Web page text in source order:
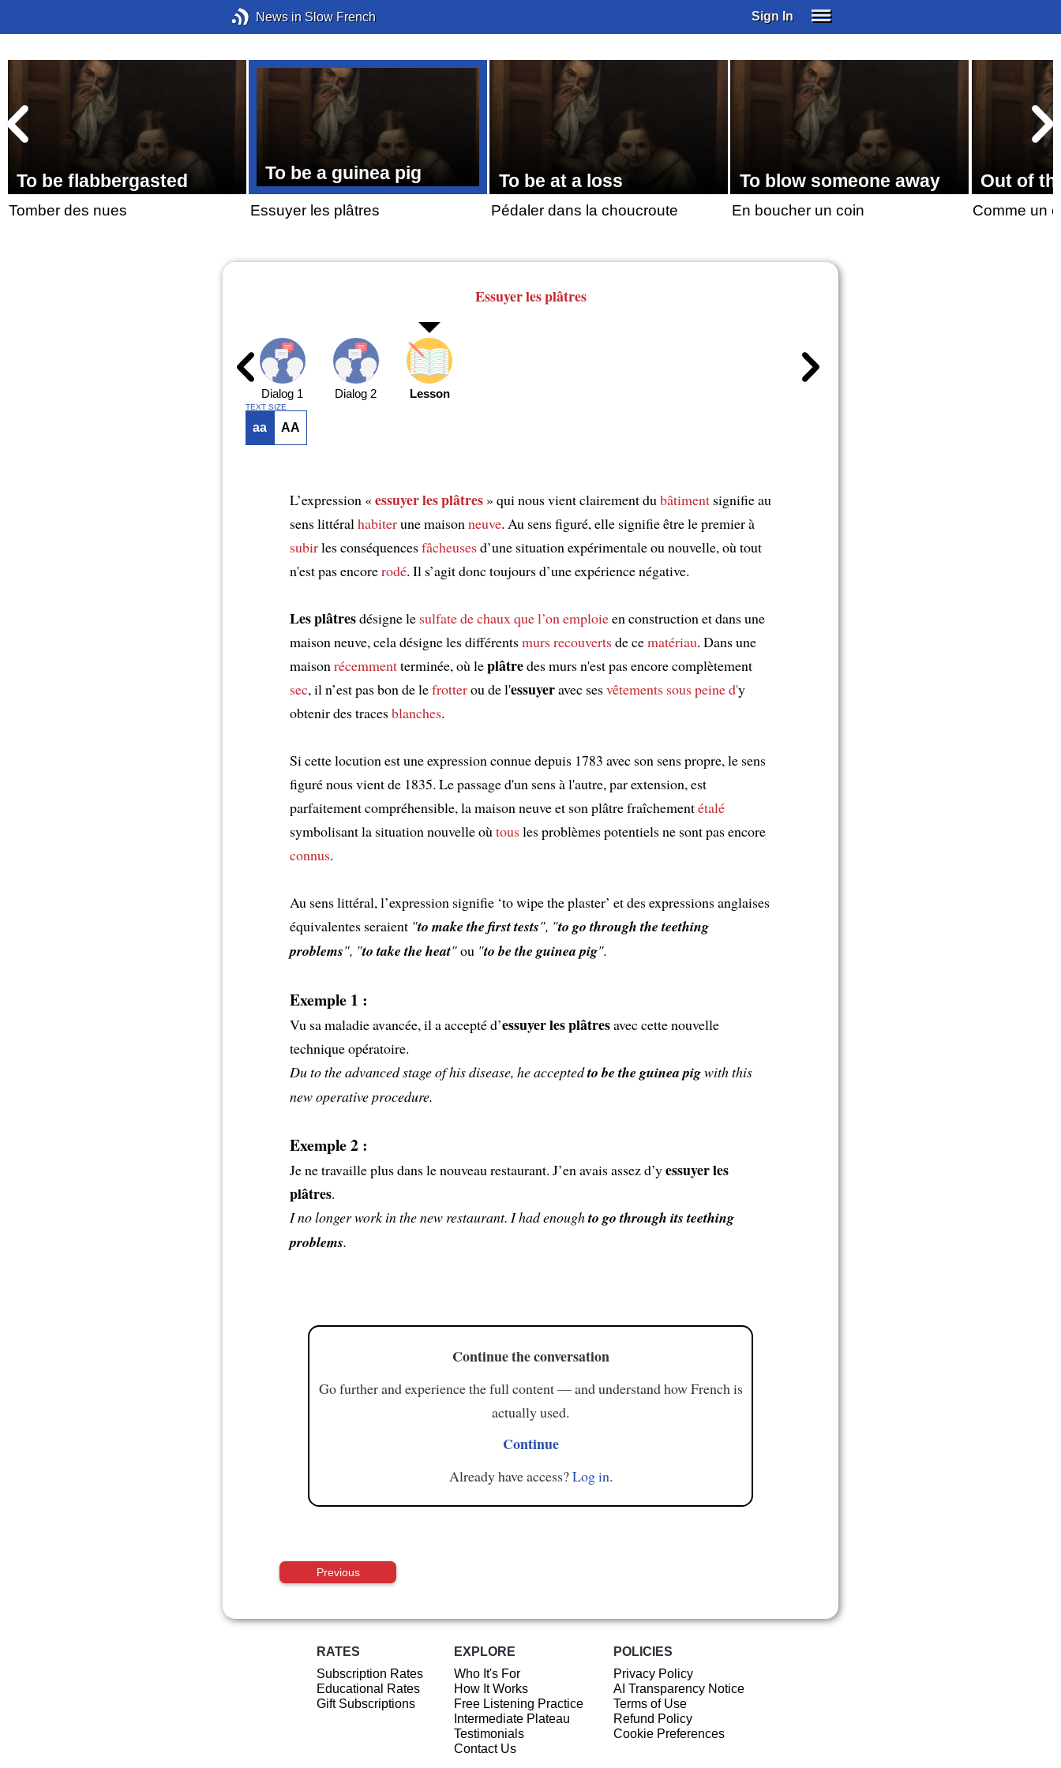
News in Slow French Sign In
GIFT CARDS
OTHER LANGUAGES
ABOUT US
ALEXA
To be flabbergasted
Tomber des nues
To be a guinea pig
Essuyer les plâtres
To be at a loss
Pédaler dans la choucroute
To blow someone away
En boucher un coin
Out of
Comme un
Essuyerles plâtres
Dialog 1 Dialog 2 Lesson
TEXT SIZE
aa AA
L’expression «essuyerles plâtres» qui nous vient clairement du bâtimentsignifie au
sens littéral habiterune maison neuve. Au sens figuré, elle signifie être le premier à
subirles conséquencesfâcheusesd’une situation expérimentale ou nouvelle, où tout
n'est pas encorerodé. Il s’agit donc toujours d’une expérience négative.
Les plâtresdésigne le sulfate de chaux que l’on emploieen construction et dans une
maison neuve, cela désigne les différentsmursrecouvertsde cematériau. Dans une
maison récemmentterminée, où leplâtredes murs n'est pas encore complètement
sec, il n’est pas bon de lefrotterou de l'essuyeravec sesvêtements sous peine d'y
obtenir des tracesblanches.
Si cette locution est une expression connue depuis 1783 avec son sens propre, le sens
figuré nous vient de 1835. Le passage d'un sens à l'autre, par extension, est
parfaitement compréhensible, la maison neuve et son plâtre fraîchementétalé
symbolisant la situation nouvelle où tousles problèmes potentiels ne sont pas encore
connus.
Au sens littéral, l’expression signifie ‘to wipe the plaster’ et des expressions anglaises
équivalentes seraient "to make the first tests", "to go through the teething
problems", "to take the heat"ou "to be the guinea pig".
Exemple 1 :
Vu sa maladie avancée, il a accepté d’essuyer les plâtresavec cette nouvelle
technique opératoire.
Du to the advanced stage of his disease, he acceptedto be the guinea pigwith this
new operative procedure.
Exemple 2 :
Je ne travaille plus dans le nouveau restaurant. J’en avais assez d’yessuyer les
plâtres.
I no longer work in the new restaurant. I had enoughto go through its teething
problems.
Continue the conversation
Go further and experience the full content — and understand how French is
actually used.
Continue
Already have access?Log in.
Previous
RATES
Subscription Rates
Educational Rates
Gift Subscriptions
EXPLORE
Who It's For
How It Works
Free Listening Practice
Intermediate Plateau
Testimonials
Contact Us
POLICIES
Privacy Policy
AI Transparency Notice
Terms of Use
Refund Policy
Cookie Preferences